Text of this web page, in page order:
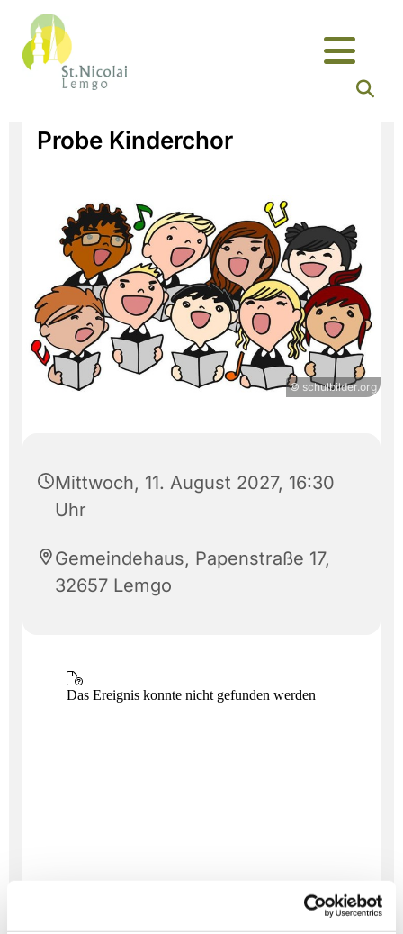
Probe Kinderchor
© schulbilder.org
Mittwoch, 11. August 2027, 16:30
Uhr
Gemeindehaus, Papenstraße 17,
32657 Lemgo